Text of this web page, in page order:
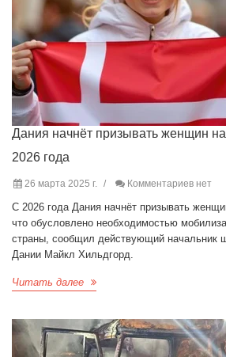
Дания начнёт призывать женщин
2026 года
26 марта 2025 г. Комментариев нет
С 2026 года Дания начнёт призывать
что обусловлено необходимостью
страны, сообщил действующий начальник
Дании Майкл Хильдгорд.
Читать далее